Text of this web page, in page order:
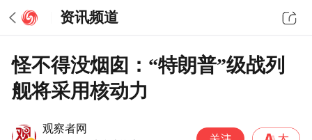
资讯频道
怪不得没烟囱：“特朗普”级战列
舰将采用核动力
观察者网